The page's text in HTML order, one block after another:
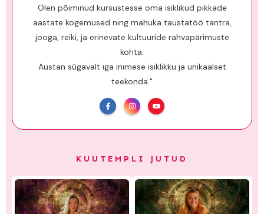
Olen põiminud kursustesse oma isiklikud pikkade
aastate koge​​​​mused ning mahuka taustatöö tantra,
jooga, reiki, ja erinevate kultuuride rahvapärimuste
kohta.
Austan sügavalt iga inimese isiklikku ja unikaalset
teekonda."
KUUTEMPLI JUTUD